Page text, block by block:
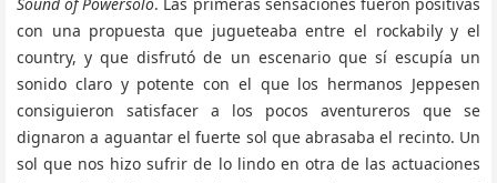
con una propuesta que jugueteaba entre el rockabily y el
country, y que disfrutó de un escenario que sí escupía un
sonido claro y potente con el que los hermanos Jeppesen
consiguieron satisfacer a los pocos aventureros que se
dignaron a aguantar el fuerte sol que abrasaba el recinto. Un
sol que nos hizo sufrir de lo lindo en otra de las actuaciones